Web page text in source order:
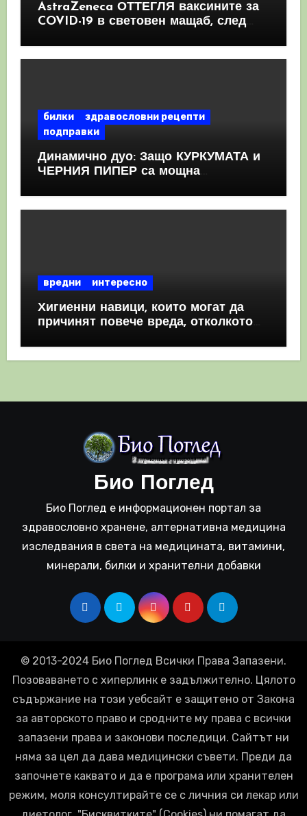
AstraZeneca ОТТЕГЛЯ ваксините за
COVID-19 в световен мащаб, след
билки
здравословни рецепти
подправки
Динамично дуо: Защо КУРКУМАТА и
ЧЕРНИЯ ПИПЕР са мощна
вредни интересно
Хигиенни навици, които могат да
причинят повече вреда, отколкото
Био Поглед
Био Поглед е информационен портал за
здравословно хранене, алтернативна медицина
изследвания в света на медицината, витамини,
минерали, билки и хранителни добавки
© 2013-2024 Био Поглед Всички Права Запазени.
Позоваването с хиперлинк е задължително. Цялото
съдържание на този уебсайт е защитено от Закона
за авторското право и сродните му права с всички
запазени права и законови последици. Сайтът ни
няма за цел да дава медицински съвети. Преди да
започнете каквато и да е програма или хранителен
режим, моля консултирайте се с личния си лекар или